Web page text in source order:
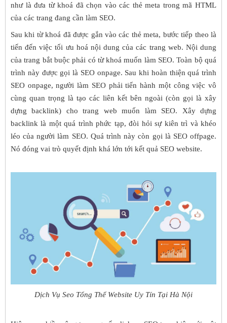
như là đưa từ khoá đã chọn vào các thẻ meta trong mã HTML
của các trang đang cần làm SEO.
Sau khi từ khoá đã được gắn vào các thẻ meta, bước tiếp theo là
tiến đến việc tối ưu hoá nội dung của các trang web. Nội dung
của trang bắt buộc phải có từ khoá muốn làm SEO. Toàn bộ quá
trình này được gọi là SEO onpage. Sau khi hoàn thiện quá trình
SEO onpage, người làm SEO phải tiến hành một công việc vô
cùng quan trọng là tạo các liên kết bên ngoài (còn gọi là xây
dựng backlink) cho trang web muốn làm SEO. Xây dựng
backlink là một quá trình phức tạp, đòi hỏi sự kiên trì và khéo
léo của người làm SEO. Quá trình này còn gọi là SEO offpage.
Nó đóng vai trò quyết định khá lớn tới kết quả SEO website.
Dịch Vụ Seo Tổng Thể Website Uy Tín Tại Hà Nội